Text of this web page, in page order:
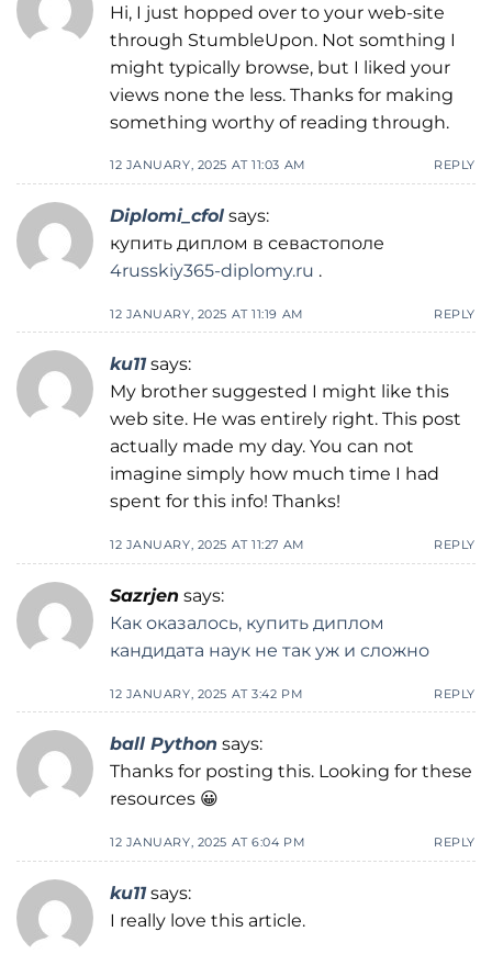
Hi, I just hopped over to your web-site
through StumbleUpon. Not somthing I
might typically browse, but I liked your
views none the less. Thanks for making
something worthy of reading through.
12 JANUARY, 2025 AT 11:03 AM REPLY
Diplomi_cfol says:
купить диплом в севастополе
4russkiy365-diplomy.ru .
12 JANUARY, 2025 AT 11:19 AM REPLY
ku11 says:
My brother suggested I might like this
web site. He was entirely right. This post
actually made my day. You can not
imagine simply how much time I had
spent for this info! Thanks!
12 JANUARY, 2025 AT 11:27 AM REPLY
Sazrjen says:
Как оказалось, купить диплом
кандидата наук не так уж и сложно
12 JANUARY, 2025 AT 3:42 PM REPLY
ball Python says:
Thanks for posting this. Looking for these
resources 😀
12 JANUARY, 2025 AT 6:04 PM REPLY
ku11 says:
I really love this article.